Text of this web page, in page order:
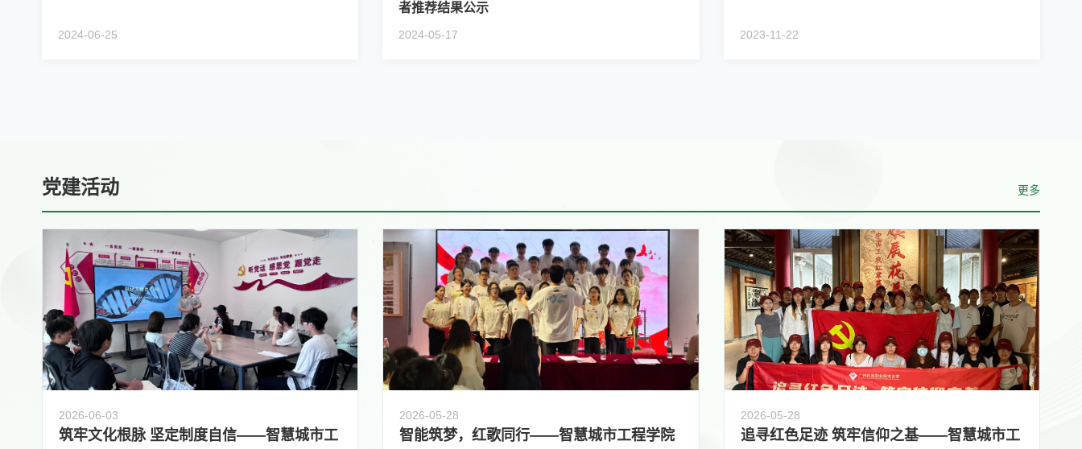
2024-06-25
者推荐结果公示
2024-05-17 2023-11-22
党建活动 更多
2026-06-03
筑牢文化根脉 坚定制度自信——智慧城市工
2026-05-28
智能筑梦，红歌同行——智慧城市工程学院
2026-05-28
追寻红色足迹 筑牢信仰之基——智慧城市工